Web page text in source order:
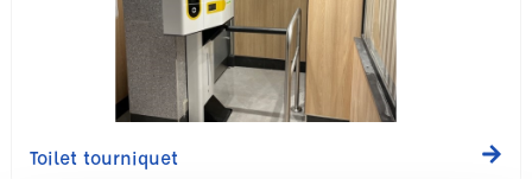
Toilet tourniquet